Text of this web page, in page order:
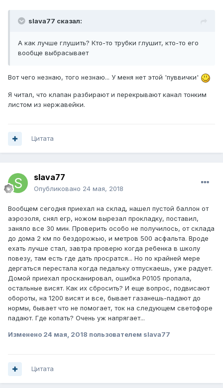
slava77 сказал:
А как лучше глушить? Кто-то трубки глушит, кто-то его
вообще выбрасывает
Вот чего незнаю, того незнаю... У меня нет этой 'пуввички'
Я читал, что клапан разбирают и перекрывают канал тонким
листом из нержавейки.
Цитата
slava77
Опубликовано 24 мая, 2018
Вообщем сегодня приехал на склад, нашел пустой баллон от
аэрозоля, снял егр, ножом вырезал прокладку, поставил,
заняло все 30 мин. Проверить особо не получилось, от склада
до дома 2 км по бездорожью, и метров 500 асфальта. Вроде
ехать лучше стал, завтра проверю когда ребенка в школу
повезу, там есть где дать просратся... Но по крайней мере
дергаться перестала когда педальку отпускаешь, уже радует.
Домой приехал просканировал, ошибка Р0105 пропала,
остальные висят. Как их сбросить? И еще вопрос, подвисают
обороты, на 1200 висят и все, бывает газанешь-падают до
нормы, бывает что не помогает, ток на следующем светофоре
падают. Где копать? Очень уж напрягает...
Изменено 24 мая, 2018 пользователем slava77
Цитата